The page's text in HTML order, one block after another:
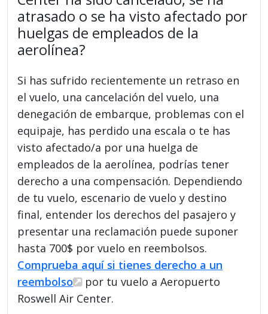
atrasado o se ha visto afectado por
huelgas de empleados de la
aerolínea?
Si has sufrido recientemente un retraso en
el vuelo, una cancelación del vuelo, una
denegación de embarque, problemas con el
equipaje, has perdido una escala o te has
visto afectado/a por una huelga de
empleados de la aerolínea, podrías tener
derecho a una compensación. Dependiendo
de tu vuelo, escenario de vuelo y destino
final, entender los derechos del pasajero y
presentar una reclamación puede suponer
hasta 700$ por vuelo en reembolsos.
Comprueba aquí si tienes derecho a un
reembolso
por tu vuelo a Aeropuerto
Roswell Air Center.